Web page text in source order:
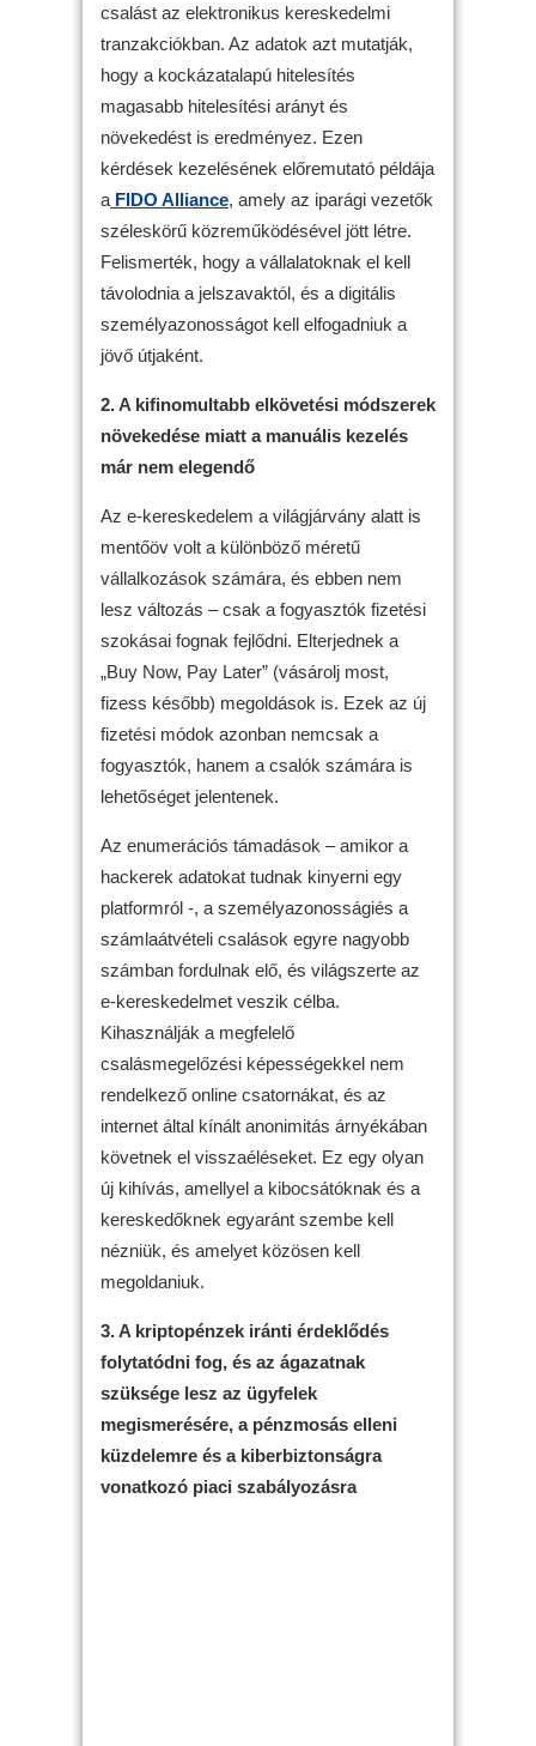
csalást az elektronikus kereskedelmi
tranzakciókban. Az adatok azt mutatják,
hogy a kockázatalapú hitelesítés
magasabb hitelesítési arányt és
növekedést is eredményez. Ezen
kérdések kezelésének előremutató példája
a FIDO Alliance, amely az iparági vezetők
széleskörű közreműködésével jött létre.
Felismerték, hogy a vállalatoknak el kell
távolodnia a jelszavaktól, és a digitális
személyazonosságot kell elfogadniuk a
jövő útjaként.
2. A kifinomultabb elkövetési módszerek
növekedése miatt a manuális kezelés
már nem elegendő
Az e-kereskedelem a világjárvány alatt is
mentőöv volt a különböző méretű
vállalkozások számára, és ebben nem
lesz változás – csak a fogyasztók fizetési
szokásai fognak fejlődni. Elterjednek a
„Buy Now, Pay Later” (vásárolj most,
fizess később) megoldások is. Ezek az új
fizetési módok azonban nemcsak a
fogyasztók, hanem a csalók számára is
lehetőséget jelentenek.
Az enumerációs támadások – amikor a
hackerek adatokat tudnak kinyerni egy
platformról -, a személyazonosságiés a
számlaátvételi csalások egyre nagyobb
számban fordulnak elő, és világszerte az
e-kereskedelmet veszik célba.
Kihasználják a megfelelő
csalásmegelőzési képességekkel nem
rendelkező online csatornákat, és az
internet által kínált anonimitás árnyékában
követnek el visszaéléseket. Ez egy olyan
új kihívás, amellyel a kibocsátóknak és a
kereskedőknek egyaránt szembe kell
nézniük, és amelyet közösen kell
megoldaniuk.
3. A kriptopénzek iránti érdeklődés
folytatódni fog, és az ágazatnak
szüksége lesz az ügyfelek
megismerésére, a pénzmosás elleni
küzdelemre és a kiberbiztonságra
vonatkozó piaci szabályozásra